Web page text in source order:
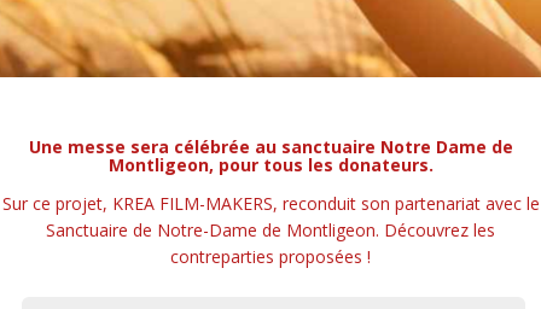
Une messe sera célébrée au sanctuaire Notre Dame de
Montligeon, pour tous les donateurs.
Sur ce projet, KREA FILM-MAKERS, reconduit son partenariat avec le
Sanctuaire de Notre-Dame de Montligeon. Découvrez les
contreparties proposées !